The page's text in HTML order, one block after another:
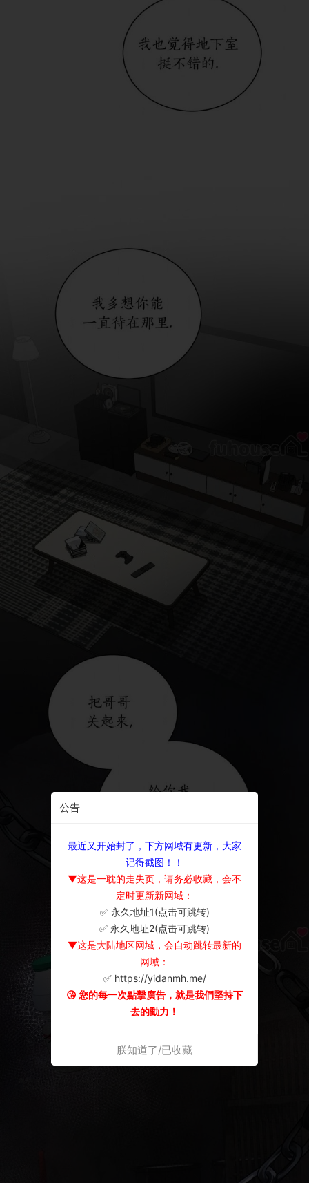
公告
最近又开始封了，下方网域有更新，大家
记得截图！！
▼这是一耽的走失页，请务必收藏，会不
定时更新新网域：
✅ 永久地址1(点击可跳转)
✅ 永久地址2(点击可跳转)
▼这是大陆地区网域，会自动跳转最新的
网域：
✅ https://yidanmh.me/
😘 您的每一次點擊廣告，就是我們堅持下
去的動力！
朕知道了/已收藏